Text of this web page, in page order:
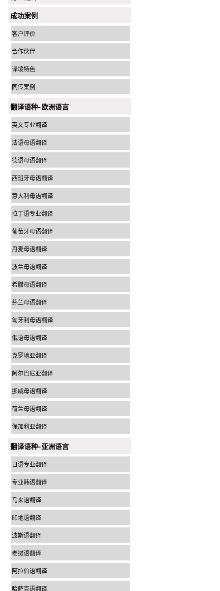
成功案例
客户评价
合作伙伴
译境特色
同传案例
翻译语种-欧洲语言
英文专业翻译
法语母语翻译
德语母语翻译
西班牙母语翻译
意大利母语翻译
拉丁语专业翻译
葡萄牙母语翻译
丹麦母语翻译
波兰母语翻译
希腊母语翻译
芬兰母语翻译
匈牙利母语翻译
俄语母语翻译
克罗地亚翻译
阿尔巴尼亚翻译
挪威母语翻译
荷兰母语翻译
保加利亚翻译
翻译语种-亚洲语言
日语专业翻译
专业韩语翻译
马来语翻译
印地语翻译
波斯语翻译
老挝语翻译
阿拉伯语翻译
哈萨克语翻译